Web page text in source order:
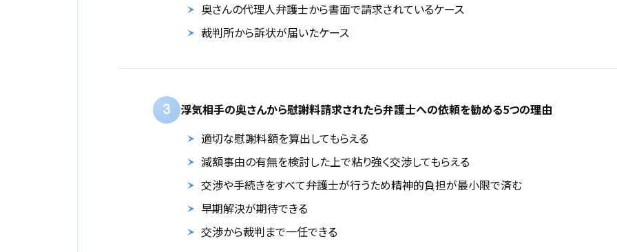
奥さんの代理人弁護士から書面で請求されているケース
裁判所から訴状が届いたケース
3
浮気相手の奥さんから慰謝料請求されたら弁護士への依頼を勧める5つの理由
適切な慰謝料額を算出してもらえる
減額事由の有無を検討した上で粘り強く交渉してもらえる
交渉や手続きをすべて弁護士が行うため精神的負担が最小限で済む
早期解決が期待できる
交渉から裁判まで一任できる